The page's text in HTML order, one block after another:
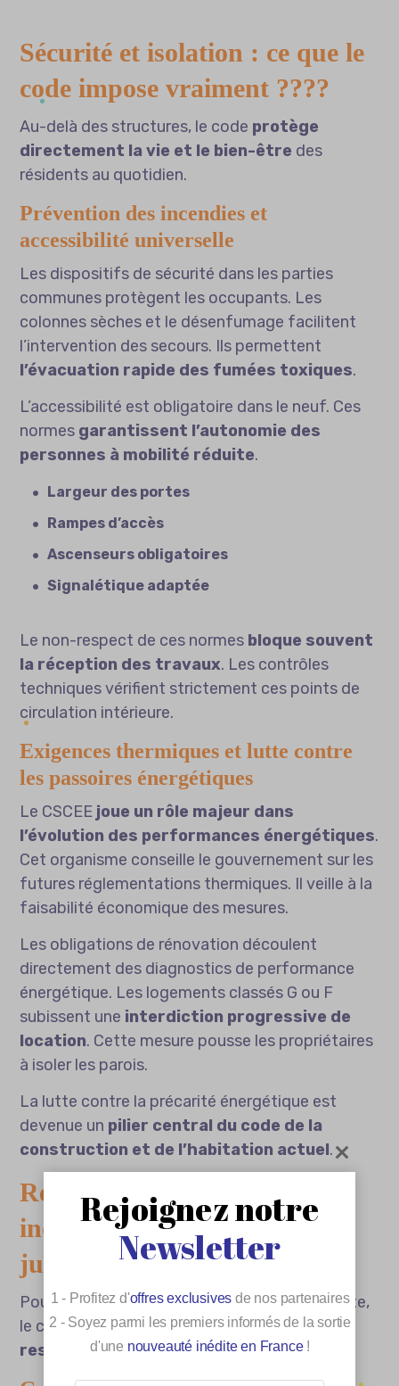
Sécurité et isolation : ce que le
code impose vraiment ????️
Au-delà des structures, le code protège
directement la vie et le bien-être des
résidents au quotidien.
Prévention des incendies et
accessibilité universelle
Les dispositifs de sécurité dans les parties
communes protègent les occupants. Les
colonnes sèches et le désenfumage facilitent
l’intervention des secours. Ils permettent
l’évacuation rapide des fumées toxiques.
L’accessibilité est obligatoire dans le neuf. Ces
normes garantissent l’autonomie des
personnes à mobilité réduite.
Largeur des portes
Rampes d’accès
Ascenseurs obligatoires
Signalétique adaptée
Le non-respect de ces normes bloque souvent
la réception des travaux. Les contrôles
techniques vérifient strictement ces points de
circulation intérieure.
Exigences thermiques et lutte contre
les passoires énergétiques
Le CSCEE joue un rôle majeur dans
l’évolution des performances énergétiques.
Cet organisme conseille le gouvernement sur les
futures réglementations thermiques. Il veille à la
faisabilité économique des mesures.
Les obligations de rénovation découlent
directement des diagnostics de performance
énergétique. Les logements classés G ou F
subissent une interdiction progressive de
location. Cette mesure pousse les propriétaires
à isoler les parois.
La lutte contre la précarité énergétique est
devenue un pilier central du code de la
construction et de l’habitation actuel.
Responsabilités et habitat
indigne : les garde-fous
juridiques
Pour que ces règles ne restent pas lettre morte,
le code définit précisémentqui est
responsable en cas de problème.
Rejoignez notre
Newsletter
1 - Profitez d'offres exclusives de nos partenaires
2 - Soyez parmi les premiers informés de la sortie
d'une nouveauté inédite en France!